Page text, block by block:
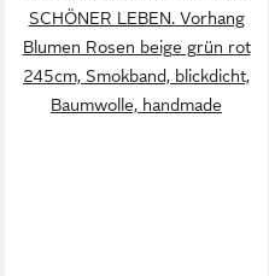
SCHÖNER LEBEN. Vorhang
Blumen Rosen beige grün rot
245cm, Smokband, blickdicht,
Baumwolle, handmade